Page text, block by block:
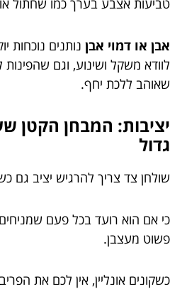
טביעות אצבע בערך כמו שחתול
אבן או דמוי אבן נותנים נוכחות
לוודא משקל ושינוע, וגם
שאוהב ללכת יחף.
יציבות: המבחן הקטן
גדול
שולחן צד צריך להרגיש יציב גם
כי אם הוא רועד בכל פעם
פשוט מעצבן.
כשקונים אונליין, אין לכם את